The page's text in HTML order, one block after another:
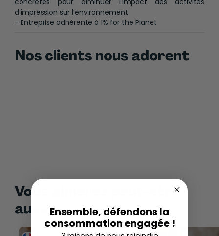
concrètes pour diminuer l'impact des activités
d’impression sur l’environnement
- Entreprise adhérente à 1% for the Planet
Nos clients nous adorent
Vous aimerez peut-être
aussiEnsemble, défendons la
consommation engagée !